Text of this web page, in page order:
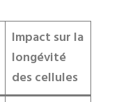
Impact sur la
longévité
des cellules